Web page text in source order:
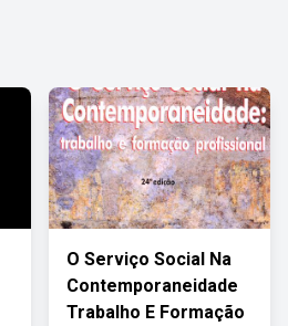
O Serviço Social Na
Contemporaneidade
Trabalho E Formação